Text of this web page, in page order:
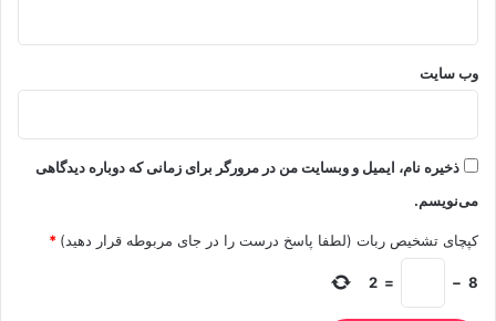
وب‌ سایت
ذخیره نام، ایمیل و وبسایت من در مرورگر برای زمانی که دوباره دیدگاهی
می‌نویسم.
کپچای تشخیص ربات (لطفا پاسخ درست را در جای مربوطه قرار دهید) *
8
−
=
2